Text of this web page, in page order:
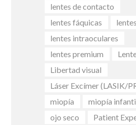
lentes de contacto
lentes fáquicas
lentes intraoculares
lentes premium
Libertad visual
Láser Excímer (LASIK/
miopía
miopía
ojo seco
Patient